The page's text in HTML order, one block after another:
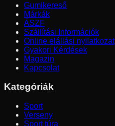
Gumikereső
Márkák
ÁSZF
Szállítási Információk
Online elállási nyilatkozat
Gyakori Kérdések
Magazin
Kapcsolat
Kategóriák
Sport
Verseny
Sport túra